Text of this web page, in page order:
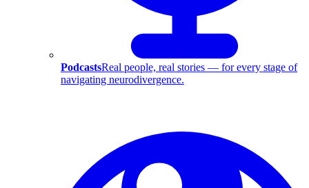
PodcastsReal people, real stories — for every stage of
navigating neurodivergence.